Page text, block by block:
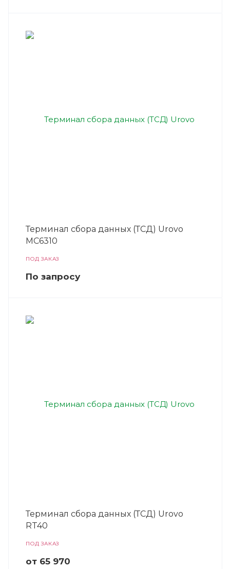
Терминал сбора данных (ТСД) Urovo
MC6310
ПОД ЗАКАЗ
По запросу
Терминал сбора данных (ТСД) Urovo
RT40
ПОД ЗАКАЗ
от 65 970